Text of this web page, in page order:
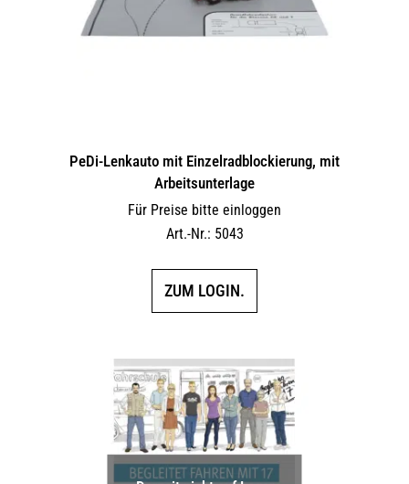
PeDi-Lenkauto mit Einzelradblockierung, mit
Arbeitsunterlage
Für Preise bitte einloggen
Art.-Nr.: 5043
ZUM LOGIN.